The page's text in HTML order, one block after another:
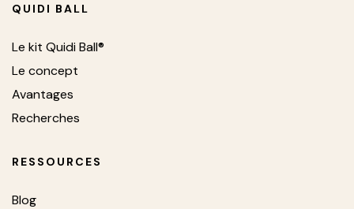
QUIDI BALL
Le kit Quidi Ball®
Le concept
Avantages
Recherches
RESSOURCES
Blog